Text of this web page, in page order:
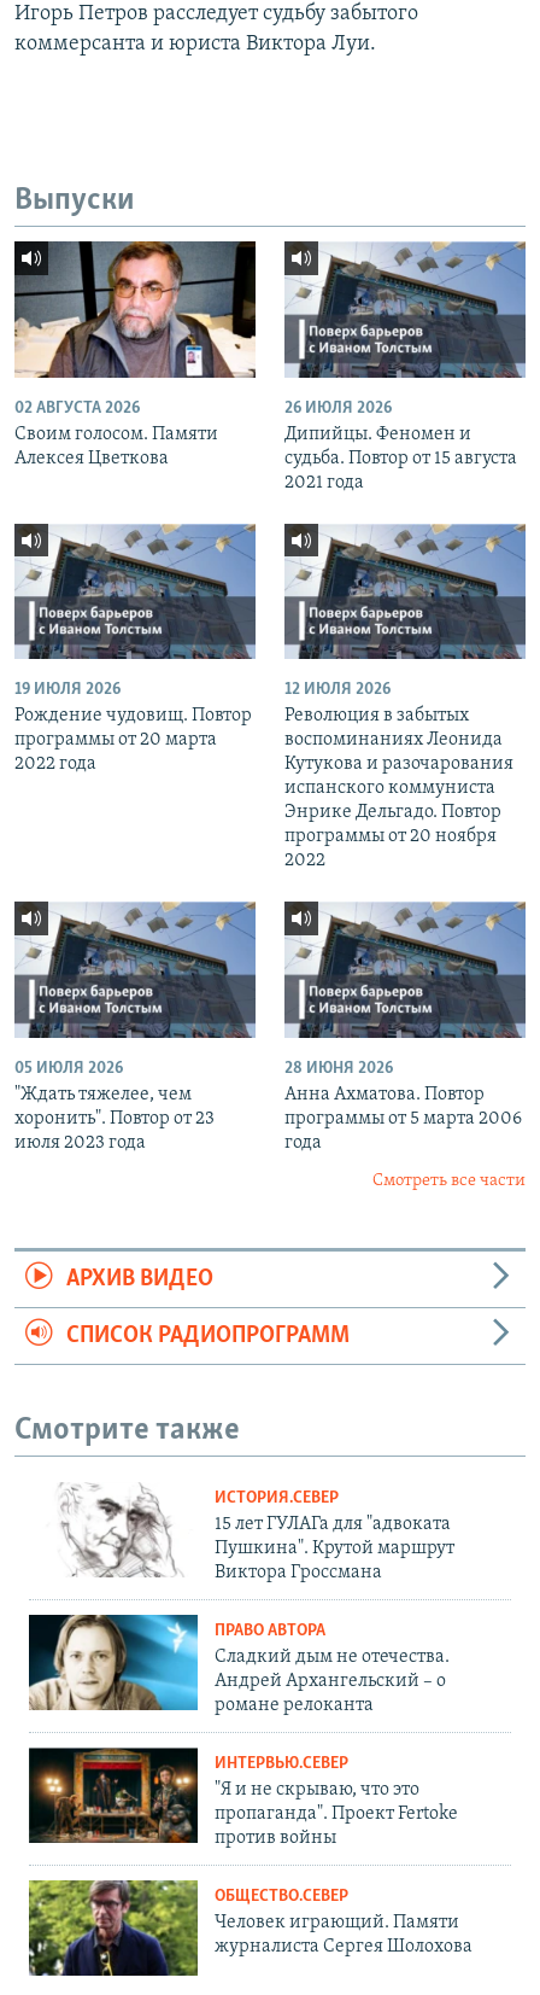
Игорь Петров расследует судьбу забытого
коммерсанта и юриста Виктора Луи.
Выпуски
02 АВГУСТА 2026
Своим голосом. Памяти
Алексея Цветкова
26 ИЮЛЯ 2026
Дипийцы. Феномен и
судьба. Повтор от 15 августа
2021 года
19 ИЮЛЯ 2026
Рождение чудовищ. Повтор
программы от 20 марта
2022 года
12 ИЮЛЯ 2026
Революция в забытых
воспоминаниях Леонида
Кутукова и разочарования
испанского коммуниста
Энрике Дельгадо. Повтор
программы от 20 ноября
2022
05 ИЮЛЯ 2026
"Ждать тяжелее, чем
хоронить". Повтор от 23
июля 2023 года
28 ИЮНЯ 2026
Анна Ахматова. Повтор
программы от 5 марта 2006
года
Смотреть все части
АРХИВ ВИДЕО
СПИСОК РАДИОПРОГРАММ
Смотрите также
ИСТОРИЯ.СЕВЕР
15 лет ГУЛАГа для "адвоката
Пушкина". Крутой маршрут
Виктора Гроссмана
ПРАВО АВТОРА
Сладкий дым не отечества.
Андрей Архангельский – о
романе релоканта
ИНТЕРВЬЮ.СЕВЕР
"Я и не скрываю, что это
пропаганда". Проект Fertoke
против войны
ОБЩЕСТВО.СЕВЕР
Человек играющий. Памяти
журналиста Сергея Шолохова